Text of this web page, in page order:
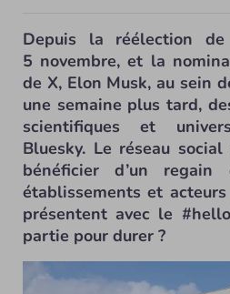
Depuis la réélection
5 novembre, et la
de X, Elon Musk, au sein
une semaine plus tard,
scientifiques et
Bluesky. Le réseau
bénéficier d’un
établissements et
présentent avec le
partie pour durer ?